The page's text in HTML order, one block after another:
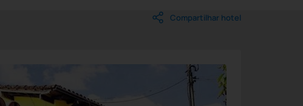
Compartilhar hotel